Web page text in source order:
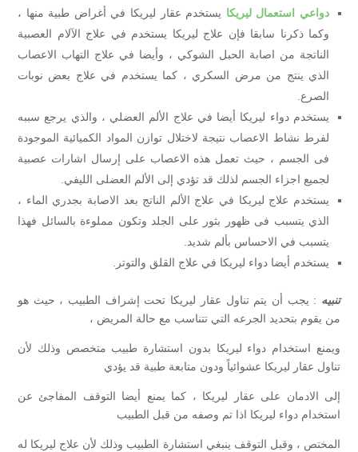
دواعي استعمال ليريكا يستخدم عقار ليريكا في أغراض طبية منها ،
وكما ذكرنا سابقا فإن علاج ليريكا يستخدم في علاج الآلام العصبية
الناتجة من اصابة الحبل الشوكي ، وأيضا في علاج التهاب الاعصاب
الذي ينتج من مرض السكري ، كما يستخدم في علاج بعض نوبات
الصرع.
يستخدم دواء ليريكا أيضا في علاج الألم العضلي ، والذي يرجع سببه
لفرط نشاط الاعصاب نتيجة لاختلال توازن المواد الكميائية الموجودة
فى الجسم ، حيث تعمل هذه الاعصاب على إرسال اشارات عصبية
لجميع اجزاء الجسم لذلك قد تؤدي إلى الألم العضلى الليفي.
يستخدم علاج ليريكا في علاج الألم الناتج بعد الاصابة بجدري الماء ،
الذي يتسبب فى ظهور بثور على الجلد وتكون مملوءة بالسائل فهذا
يتسبب في الاحساس بألم شديد.
يستخدم أيضا دواء ليريكا في علاج القلق والتوتر.
تنبيه : يجب أن يتم تناول عقار ليريكا تحت إشراف الطبيب ، حيث هو
من يقوم بتحديد الجرعه التي تتناسب مع حالة المريض ،
ويمنع استخدام دواء ليريكا بدون استشارة طبيب متخصص وذلك لأن
تناول عقار ليريكا عشوائياً ودون متابعة طبية قد يؤدي
إلى الادمان على عقار ليريكا ، كما يمنع أيضا التوقف المفاجئ عن
استخدام دواء ليريكا اذا تم وصفه من قبل الطبيب
المختص ، وقبل التوقف ينبغي استشارة الطبيب وذلك لأن علاج ليريكا له